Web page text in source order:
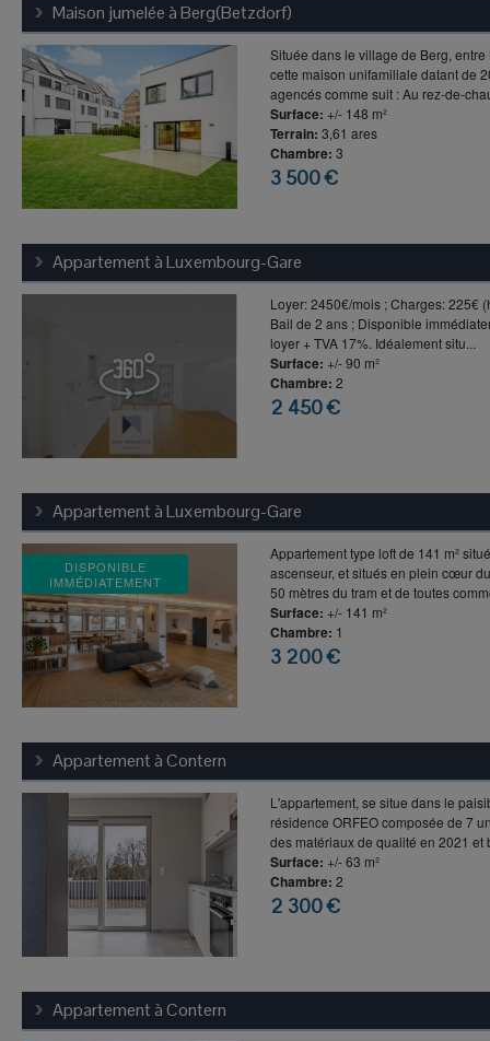
Maison jumelée àBerg(Betzdorf)
Située dans le village de Berg,
cette maison unifamiliale datant de
agencés comme suit : Au rez-de-
Surface: +/- 148 m²
Terrain: 3,61 ares
Chambre: 3
3 500 €
Appartement àLuxembourg-Gare
Loyer: 2450€/mois ; Charges: 225€
Bail de 2 ans ; Disponible
loyer + TVA 17%. Idéalement situ...
Surface: +/- 90 m²
Chambre: 2
2 450 €
Appartement àLuxembourg-Gare
DISPONIBLE
IMMÉDIATEMENT
Appartement type loft de 141 m²
ascenseur, et situés en plein cœur
50 mètres du tram et de toutes
Surface: +/- 141 m²
Chambre: 1
3 200 €
Appartement àContern
L'appartement, se situe dans le
résidence ORFEO composée de 7
des matériaux de qualité en 2021 et
Surface: +/- 63 m²
Chambre: 2
2 300 €
Appartement àContern